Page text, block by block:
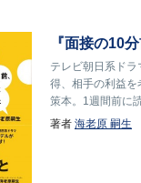
『面接の10
テレビ朝日系ド
得、相手の利益
策本。1週間前に
著者 海老原 嗣生